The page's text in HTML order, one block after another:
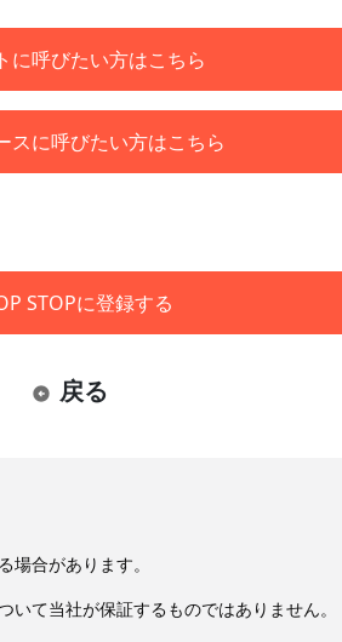
に呼びたい方はこちら
スに呼びたい方はこちら
STOPに登録する
戻る
合があります。
て当社が保証するものではありません。